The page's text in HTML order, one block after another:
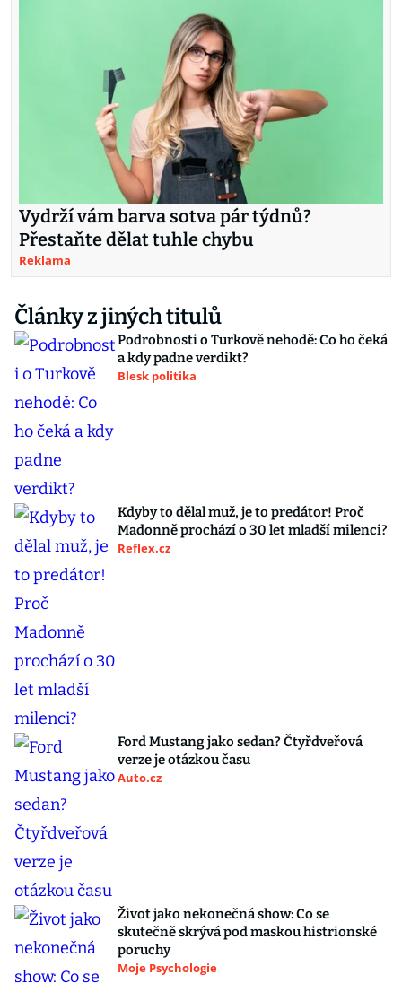
Vydrží vám barva sotva pár týdnů?
Přestaňte dělat tuhle chybu
Reklama
Články z jiných titulů
Podrobnosti o Turkově nehodě: Co ho čeká
a kdy padne verdikt?
Blesk politika
Kdyby to dělal muž, je to predátor! Proč
Madonně prochází o 30 let mladší milenci?
Reflex.cz
Ford Mustang jako sedan? Čtyřdveřová
verze je otázkou času
Auto.cz
Život jako nekonečná show: Co se
skutečně skrývá pod maskou histrionské
poruchy
Moje Psychologie